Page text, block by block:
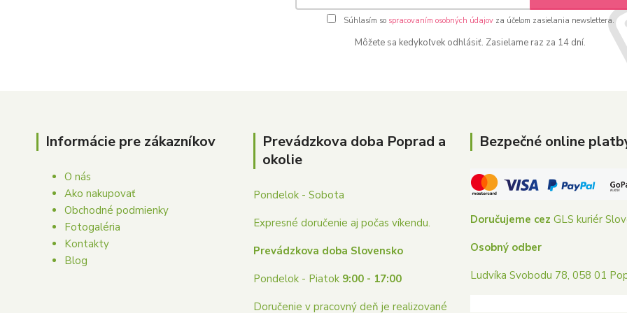
Súhlasím so spracovaním osobných údajovza účelom zasielania newslettera.
Môžete sa kedykoľvek odhlásiť. Zasielame raz za 14 dní.
Informácie pre zákazníkov
O nás
Ako nakupovať
Obchodné podmienky
Fotogaléria
Kontakty
Blog
Prevádzkova doba Poprad a
okolie
Pondelok - Sobota
Expresné doručenie aj počas víkendu.
Prevádzkova doba Slovensko
Pondelok - Piatok 9:00 - 17:00
Doručenie v pracovný deň je realizované
Bezpečné online
Doručujeme cez GLS kuriér
Osobný odber
Ludvíka Svobodu 78, 058 01